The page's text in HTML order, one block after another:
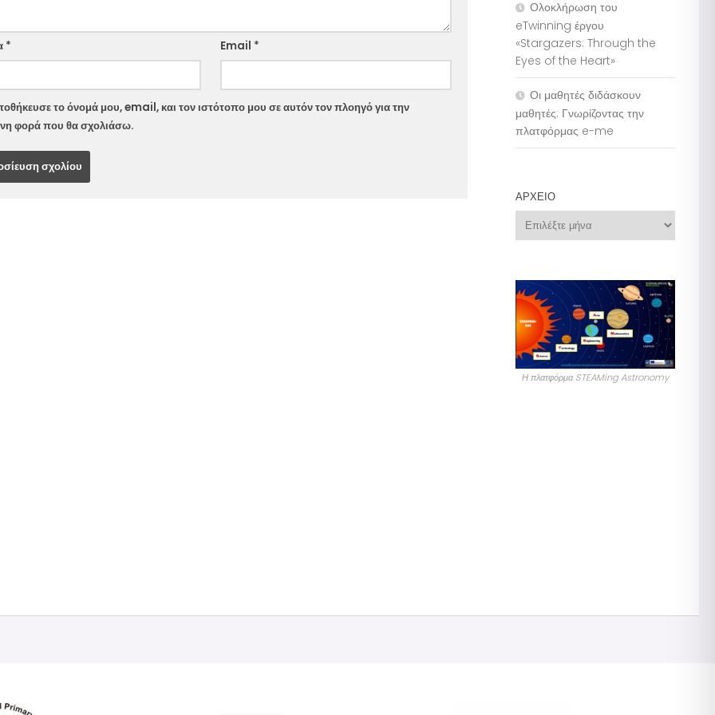
* Email *
το όνομά μου, email, και τον ιστότοπο μου σε αυτόν τον πλοηγό για την
φορά που θα σχολιάσω.
Ολοκλήρωση του
eTwinning έργου
«Stargazers: Through the
Eyes of the Heart»
Οι μαθητές διδάσκουν
μαθητές: Γνωρίζοντας την
πλατφόρμας e-me
ΑΡΧΕΊΟ
Αρχείο
Η πλατφόρμα STEAMing Astronomy